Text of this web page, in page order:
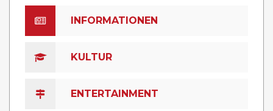
INFORMATIONEN
KULTUR
ENTERTAINMENT